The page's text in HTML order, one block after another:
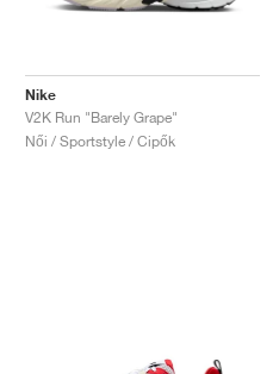
Nike
V2K Run "Barely Grape"
Női / Sportstyle / Cipők